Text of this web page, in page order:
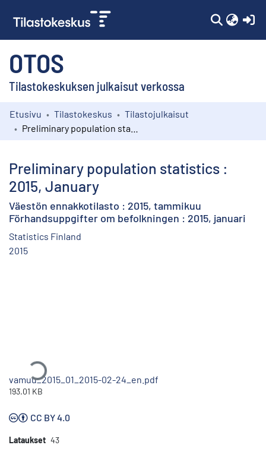
OTOS
Tilastokeskuksen julkaisut verkossa
Kokoelmat
Etusivu Tilastokeskus
Tilastojulkaisut
Preliminary population statistics :
2015, January
Väestön ennakkotilasto : 2015, tammikuu
Förhandsuppgifter om befolkningen : 2015, januari
Statistics Finland
2015
Ladataan...
vamuu_2015_01_2015-02-24_en.pdf
193.01 KB
CC BY 4.0
Lataukset 43